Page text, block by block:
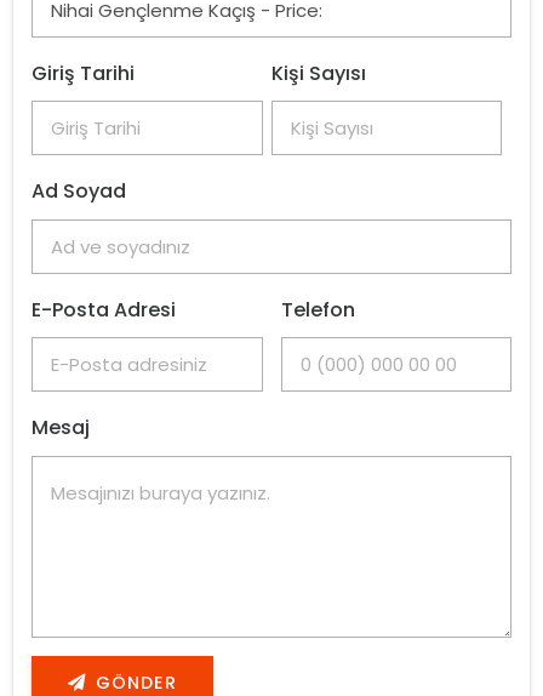
Giriş Tarihi Kişi Sayısı
Ad Soyad
E-Posta Adresi Telefon
Mesaj
GÖNDER